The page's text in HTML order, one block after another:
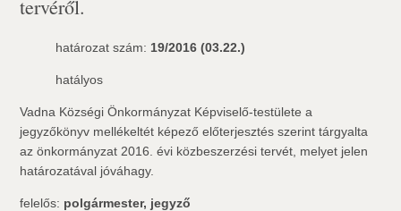
tervéről.
határozat szám: 19/2016 (03.22.)
hatályos
Vadna Községi Önkormányzat Képviselő-testülete a
jegyzőkönyv mellékeltét képező előterjesztés szerint tárgyalta
az önkormányzat 2016. évi közbeszerzési tervét, melyet jelen
határozatával jóváhagy.
felelős: polgármester, jegyző